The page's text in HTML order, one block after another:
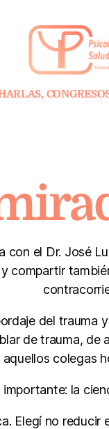
el Dr. José
compartir
del trauma
de trauma,
colegas
la
Elegí no